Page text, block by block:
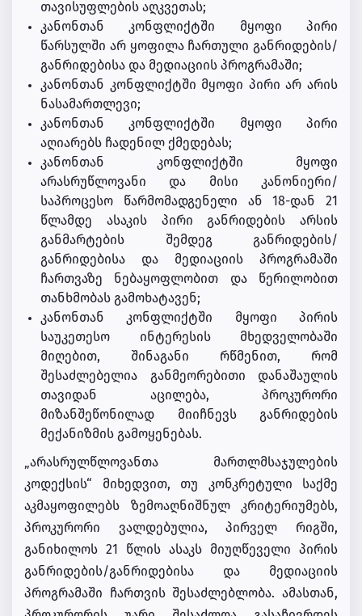
თავისუფლების აღკვეთას;
კანონთან კონფლიქტში მყოფი პირი
წარსულში არ ყოფილა ჩართული განრიდების/
განრიდებისა და მედიაციის პროგრამაში;
კანონთან კონფლიქტში მყოფი პირი არ არის
ნასამართლევი;
კანონთან კონფლიქტში მყოფი პირი
აღიარებს ჩადენილ ქმედებას;
კანონთან კონფლიქტში მყოფი
არასრუწლოვანი და მისი კანონიერი/
საპროცესო წარმომადგენელი ან 18-დან 21
წლამდე ასაკის პირი განრიდების არსის
განმარტების შემდეგ განრიდების/
განრიდებისა და მედიაციის პროგრამაში
ჩართვაზე ნებაყოფლობით და წერილობით
თანხმობას გამოხატავენ;
კანონთან კონფლიქტში მყოფი პირის
საუკეთესო ინტერესის მხედველობაში
მიღებით, შინაგანი რწმენით, რომ
შესაძლებელია განმეორებითი დანაშაულის
თავიდან აცილება, პროკურორი
მიზანშეწონილად მიიჩნევს განრიდების
მექანიზმის გამოყენებას.
„არასრულწლოვანთა მართლმსაჯულების
კოდექსის“ მიხედვით, თუ კონკრეტული საქმე
აკმაყოფილებს ზემოაღნიშნულ კრიტერიუმებს,
პროკურორი ვალდებულია, პირველ რიგში,
განიხილოს 21 წლის ასაკს მიუღწეველი პირის
განრიდების/განრიდებისა და მედიაციის
პროგრამაში ჩართვის შესაძლებლობა. ამასთან,